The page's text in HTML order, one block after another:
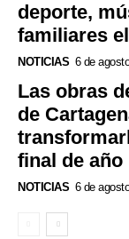
deporte,
familiares
NOTICIAS 6 de
Las obras
de
final de año
NOTICIAS 6 de